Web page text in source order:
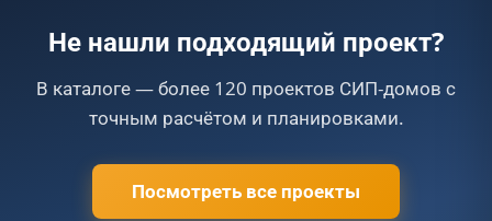
Не нашли подходящий проект?
В каталоге — более 120 проектов СИП-домов с
точным расчётом и планировками.
Посмотреть все проекты